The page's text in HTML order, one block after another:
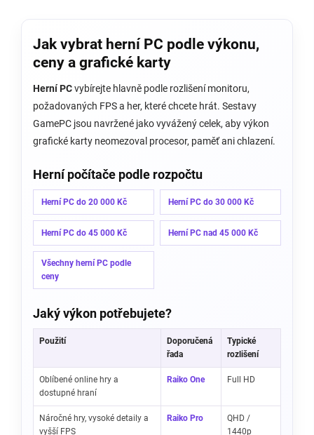
d
a
c
í
p
r
v
k
ý
p
s
Jak vybrat herní PC podle výkonu,
ceny a grafické karty
Herní PCvybírejte hlavně podle rozlišení monitoru,
požadovaných FPS a her, které chcete hrát. Sestavy
GamePC jsou navržené jako vyvážený celek, aby výkon
grafické karty neomezoval procesor, paměť ani chlazení.
Herní počítače podle rozpočtu
Herní PC do 20 000 Kč Herní PC do 30 000 Kč
Herní PC do 45 000 Kč Herní PC nad 45 000 Kč
Všechny herní PC podle
ceny
Jaký výkon potřebujete?
Použití
Doporučená
řada
Typické
rozlišení
Oblíbené online hry a
dostupné hraní
Raiko One Full HD
Náročné hry, vysoké detaily a
vyšší FPS
Raiko Pro
QHD /
1440p